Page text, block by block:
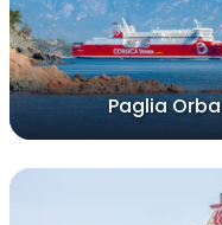
Paglia Orba